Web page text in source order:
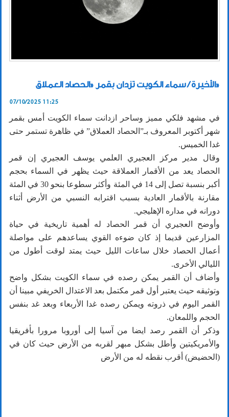
الأخيرة / سماء الكويت تزدان بقمر «الحصاد العملاق»
07/10/2025 11:25
‎في مشهد فلكي مميز وساحر ازدانت سماء الكويت أمس بقمر
شهر أكتوبر المعروف بـ”الحصاد العملاق” في ظاهرة تستمر حتى
غدا الخميس.
وقال مدير مركز العجيري العلمي يوسف العجيري إن قمر
الحصاد يعد من الأقمار العملاقة حيث يظهر في السماء بحجم
أكبر بنسبة تصل إلى 14 في المئة وأكثر سطوعا بنحو 30 في المئة
مقارنة بالأقمار العادية بسبب اقترابه النسبي من الأرض أثناء
دورانه في مداره الإهليجي.
وأوضح العجيري أن قمر الحصاد له أهمية تاريخية في حياة
المزارعين قديما إذ كان ضوءه القوي يساعدهم على مواصلة
أعمال الحصاد خلال ساعات الليل حيث يمتد لوقت أطول من
الليالي الأخرى.
وأضاف أن القمر يمكن رصده في سماء الكويت بشكل واضح
وتوثيقه حيث يعتبر أول قمر مكتمل بعد الاعتدال الخريفي مبينا أن
القمر اليوم في ذروته ويمكن رصده غدا الأربعاء وبعد غد بنفس
الحجم واللمعان.
وذكر أن القمر رصد ايضا من آسيا إلى أوروبا مرورا بأفريقيا
والأمريكيتين وأطل بشكل مبهر لقربه من الأرض حيث كان في
(الحضيض) أقرب نقطه له من الأرض